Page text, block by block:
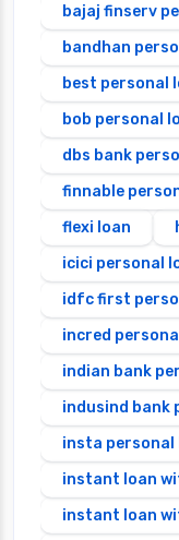
bajaj finserv
bandhan
best personal
bob personal
dbs bank
finnable
flexi loan
icici personal
idfc first
incred
indian bank
indusind bank
insta personal
instant loan
instant loan